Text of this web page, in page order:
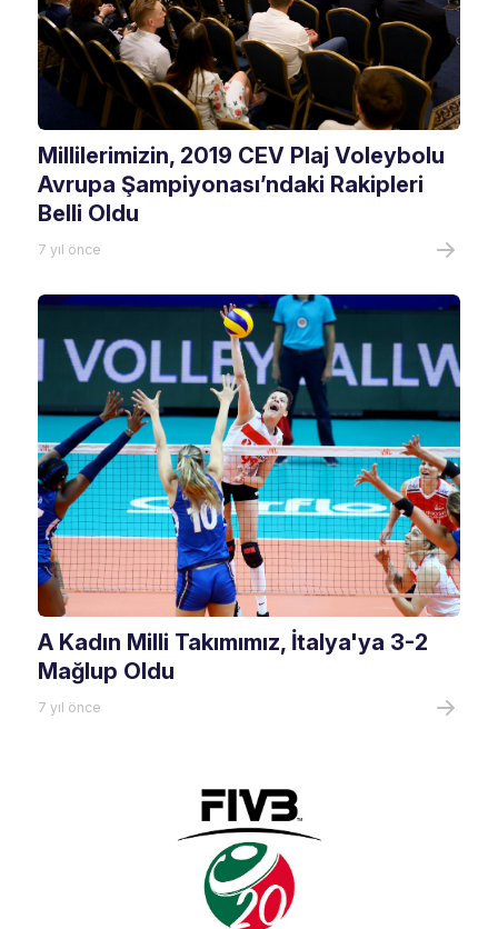
Millilerimizin, 2019 CEV Plaj Voleybolu
Avrupa Şampiyonası’ndaki Rakipleri
Belli Oldu
7 yıl önce
A Kadın Milli Takımımız, İtalya'ya 3-2
Mağlup Oldu
7 yıl önce